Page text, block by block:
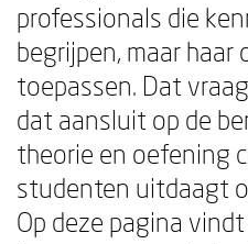
professionals die
begrijpen, maar haar
toepassen. Dat
dat aansluit op de
theorie en oefening
studenten uitdaagt
Op deze pagina